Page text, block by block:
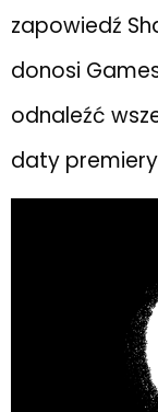
zapowiedź
donosi
odnaleźć
daty